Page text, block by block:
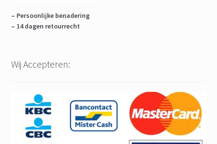
– Persoonlijke benadering
– 14 dagen retourrecht
Wij Accepteren: